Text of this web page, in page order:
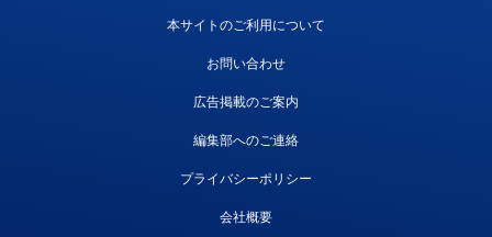
本サイトのご利用について
お問い合わせ
広告掲載のご案内
編集部へのご連絡
プライバシーポリシー
会社概要